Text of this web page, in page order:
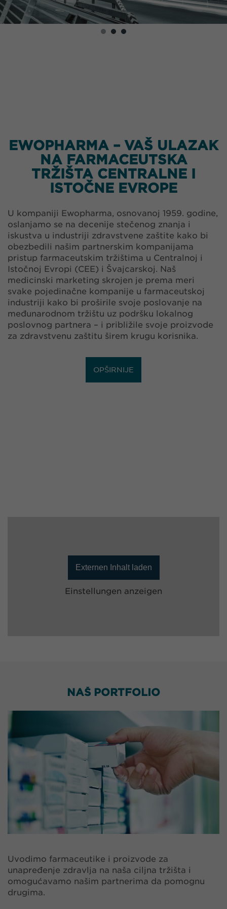
EWOPHARMA – VAŠ ULAZAK
NA FARMACEUTSKA
TRŽIŠTA CENTRALNE I
ISTOČNE EVROPE
U kompaniji Ewopharma, osnovanoj 1959. godine,
oslanjamo se na decenije stečenog znanja i
iskustva u industriji zdravstvene zaštite kako bi
obezbedili našim partnerskim kompanijama
pristup farmaceutskim tržištima u Centralnoj i
Istočnoj Evropi (CEE) i Švajcarskoj. Naš
medicinski marketing skrojen je prema meri
svake pojedinačne kompanije u farmaceutskoj
industriji kako bi proširile svoje poslovanje na
međunarodnom tržištu uz podršku lokalnog
poslovnog partnera – i približile svoje proizvode
za zdravstvenu zaštitu širem krugu korisnika.
OPŠIRNIJE
Externen Inhalt laden
Einstellungen anzeigen
NAŠ PORTFOLIO
Uvodimo farmaceutike i proizvode za
unapređenje zdravlja na naša ciljna tržišta i
omogućavamo našim partnerima da pomognu
drugima.